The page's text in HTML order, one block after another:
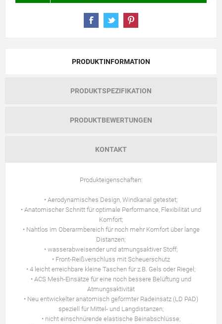
PRODUKTINFORMATION
PRODUKTSPEZIFIKATION
PRODUKTBEWERTUNGEN
KONTAKT
Produkteigenschaften:
• Aerodynamisches Design, Windkanal getestet;
• Anatomischer Schnitt für optimale Performance, Flexibilität und
Komfort;
• Nahtlos im Oberarmbereich für noch mehr Komfort über lange
Distanzen;
• wasserabweisender und atmungsaktiver Stoff;
• Front-Reißverschluss mit Scheuerschutz
• 4 leicht erreichbare kleine Taschen für z.B. Gels oder Riegel;
• ACS Mesh-Einsätze für eine noch bessere Belüftung und
Atmungsaktivität
• Neu entwickelter anatomisch geformter Radeinsatz (LD PAD)
speziell für Mittel- und Langdistanzen;
• nicht einschnürende elastische Beinabschlüsse;